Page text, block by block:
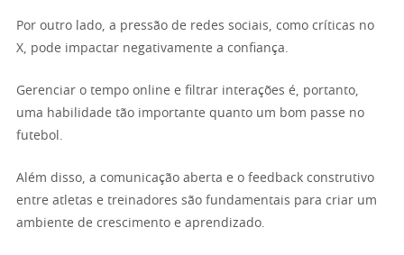
Por outro lado, a pressão de redes sociais, como críticas no
X, pode impactar negativamente a confiança.
Gerenciar o tempo online e filtrar interações é, portanto,
uma habilidade tão importante quanto um bom passe no
futebol.
Além disso, a comunicação aberta e o feedback construtivo
entre atletas e treinadores são fundamentais para criar um
ambiente de crescimento e aprendizado.